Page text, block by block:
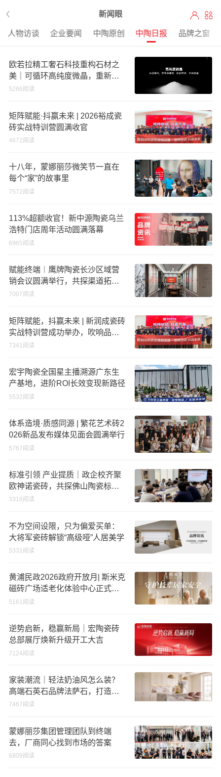
新闻眼
人物访谈 企业要闻 中陶原创 中陶日报 品牌之窗
欧若拉精工奢石科技重构石材之
美｜可循环高纯度微晶，重新定
义高端奢石原料
5266阅读
矩阵赋能·抖赢未来 | 2026裕成瓷
砖实战特训营圆满收官
4672阅读
十八年，蒙娜丽莎微笑节一直在
每个“家”的故事里
7572阅读
113%超额收官！新中源陶瓷乌兰
浩特门店周年活动圆满落幕
6965阅读
赋能终端︱鹰牌陶瓷长沙区域营
销会议圆满举行，共探渠道拓展
与门店升级新路径
7007阅读
矩阵赋能，抖赢未来 | 新润成瓷砖
实战特训营成功举办，吹响品牌
秋季营销冲锋号！
7341阅读
宏宇陶瓷全国星主播溯源广东生
产基地，进阶ROI长效变现新路径
5532阅读
体系造境·质感同源 | 繁花艺术砖2
026新品发布媒体见面会圆满举行
5767阅读
标准引领 产业提质｜政企校齐聚
欧神诺瓷砖，共探佛山陶瓷标准
化发展新路径
3316阅读
不为空间设限，只为偏爱买单：
大将军瓷砖解锁“高级哑”人居美学
5331阅读
黄浦民政2026政府开放月| 斯米克
磁砖广场适老化体验中心正式亮
相
5161阅读
逆势启新，稳赢新局｜宏陶瓷砖
总部展厅焕新升级开工大吉
7124阅读
家装潮流｜轻法奶油风怎么装？
高端石英石品牌法萨石，打造质
感橱柜台面
7467阅读
蒙娜丽莎集团管理团队到终端
去，厂商同心找到市场的答案
6809阅读